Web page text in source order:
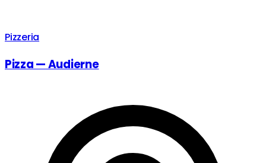
Pizzeria
Pizza — Audierne